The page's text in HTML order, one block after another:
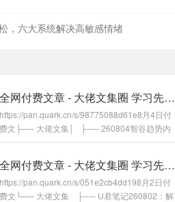
，六大系统解决高敏感情绪
全网付费文章 - 大佬文集圈 学习先锋 精选研报 8月4日更新
https://pan.quark.cn/s/98775088d61e8月4日付
费文├── 大佬文集│ ├── 260804智谷趋势内
部研判第231期.pdf│ ├── Mr big 260804财经
综述！.pdf│ ├── 丁辰灵星球260804.pdf│ ├
── 余说260804：关于AI创业的一些...
全网付费文章 - 大佬文集圈 学习先锋 精选研报 8月2日更新
https://pan.quark.cn/s/051e2cb4dd198月2日付
费文└── 大佬文集 ├── U君笔记260802：解